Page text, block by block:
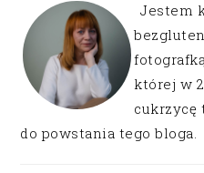
Jestem
której w
cukrzycę
do powstania tego bloga.